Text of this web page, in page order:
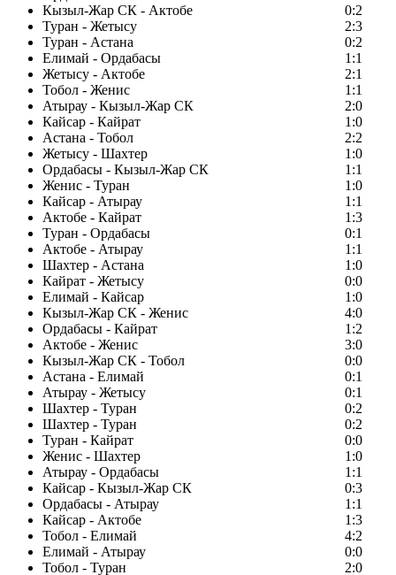
Кызыл-Жар СК - Актобе
0:2
Туран - Жетысу
2:3
Туран - Астана
0:2
Елимай - Ордабасы
1:1
Жетысу - Актобе
2:1
Тобол - Женис
1:1
Атырау - Кызыл-Жар СК
2:0
Кайсар - Кайрат
1:0
Астана - Тобол
2:2
Жетысу - Шахтер
1:0
Ордабасы - Кызыл-Жар СК
1:1
Женис - Туран
1:0
Кайсар - Атырау
1:1
Актобе - Кайрат
1:3
Туран - Ордабасы
0:1
Актобе - Атырау
1:1
Шахтер - Астана
1:0
Кайрат - Жетысу
0:0
Елимай - Кайсар
1:0
Кызыл-Жар СК - Женис
4:0
Ордабасы - Кайрат
1:2
Актобе - Женис
3:0
Кызыл-Жар СК - Тобол
0:0
Астана - Елимай
0:1
Атырау - Жетысу
0:1
Шахтер - Туран
0:2
Шахтер - Туран
0:2
Туран - Кайрат
0:0
Женис - Шахтер
1:0
Атырау - Ордабасы
1:1
Кайсар - Кызыл-Жар СК
0:3
Ордабасы - Атырау
1:1
Кайсар - Актобе
1:3
Тобол - Елимай
4:2
Елимай - Атырау
0:0
Тобол - Туран
2:0